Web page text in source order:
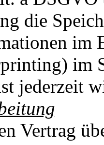
die
im
im
jederzeit
Vertrag